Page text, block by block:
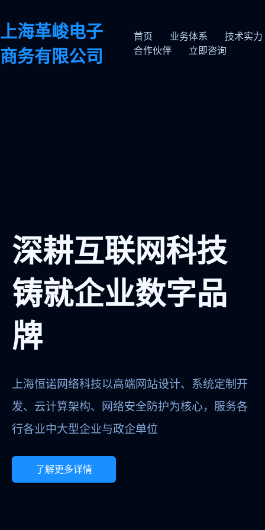
上海革峻电子
商务有限公司
首页 业务体系
技术实力
合作伙伴
立即咨询
深耕互联网科技
铸就企业数字品
牌
上海恒诺网络科技以高端网站设计、系统定制开
发、云计算架构、网络安全防护为核心，服务各
行各业中大型企业与政企单位
了解更多详情